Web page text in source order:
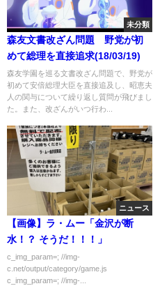
未分類
森友文書改ざん問題 野党が初
めて総理を直接追求(18/03/19)
森友学園を巡る文書改ざん問題で、野党が
初めて安倍総理大臣を直接追及し、昭恵夫
人の関与について繰り返し質問が飛びまし
た。また、改ざんがいつ行わ...
ニュース
【画像】ラ・ムー「金沢が断
水！？ そうだ！！！」
c_img_param=; //img-
c.net/output/category/game.js
c_img_param=; //img-...